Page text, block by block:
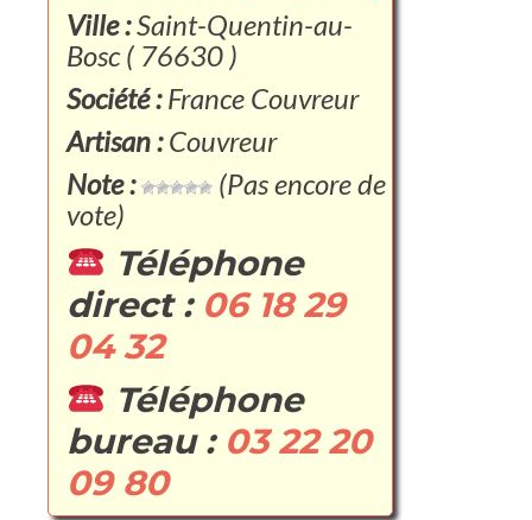
Ville :Saint-Quentin-au-
Bosc ( 76630 )
Société :France Couvreur
Artisan :Couvreur
Note :
(Pas encore de
vote)
Téléphone
direct : 06 18 29
04 32
Téléphone
bureau : 03 22 20
09 80